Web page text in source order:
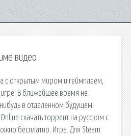
видео
с открытым миром и геймплеем,
В ближайшее время не
в отдаленном будущем.
скачать торрент на русском с
бесплатно. Игра. Для Steam